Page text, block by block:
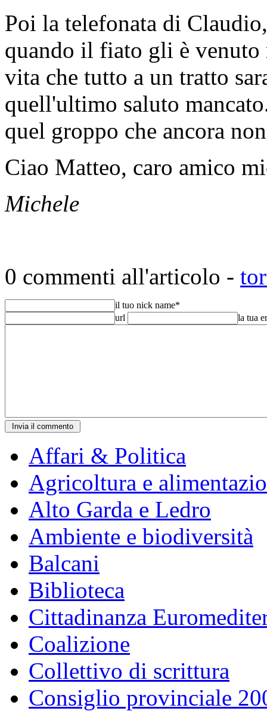
Poi la telefonata di
quando il fiato gli è
vita che tutto a un tratto
quell'ultimo saluto
quel groppo che ancora
Ciao Matteo, caro amico
Michele
0 commenti all'articolo -
il tuo nick name*
url
la tua
Affari & Politica
Agricoltura e
Alto Garda e Ledro
Ambiente e biodiversità
Balcani
Biblioteca
Cittadinanza
Coalizione
Collettivo di scrittura
Consiglio provinciale